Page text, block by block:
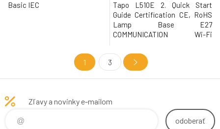
Basic IEC
Tapo L510E 2. Quick Start
Guide Certification CE, RoHS
Lamp Base E27
COMMUNICATION Wi-Fi
Fi Frequency 2.4 GHz Wi-Fi
WORKING STATUS Input 220–
240 V, 50/60 Hz, 73 mA Typical
Temperature 2,700 K Beam
1 3
Zľavy a novinky e-mailom
odoberať